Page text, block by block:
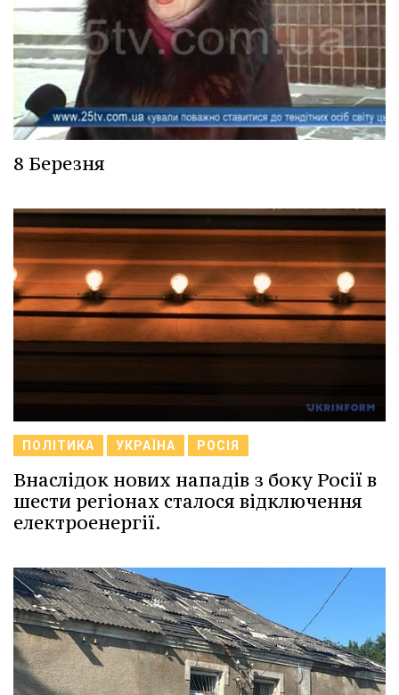
8 Березня
ПОЛІТИКА УКРАЇНА РОСІЯ
Внаслідок нових нападів з боку Росії в
шести регіонах сталося відключення
електроенергії.